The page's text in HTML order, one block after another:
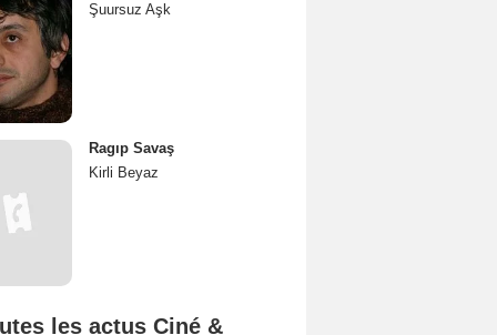
Şuursuz Aşk
Ragıp Savaş
Kirli Beyaz
les actus Ciné &